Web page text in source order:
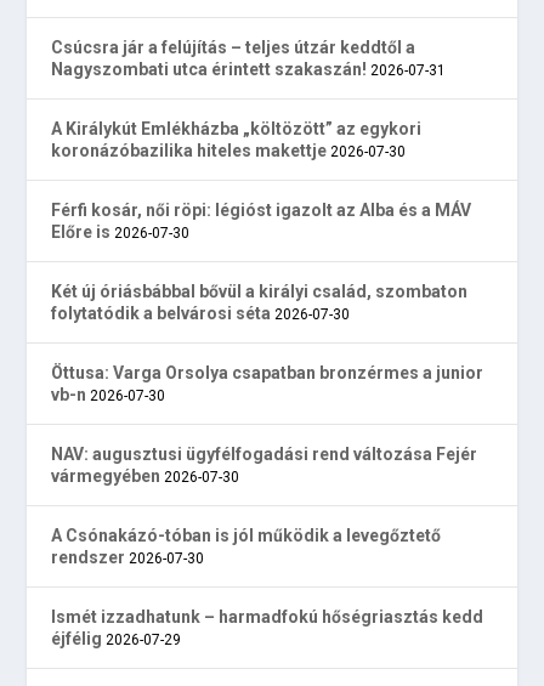
Csúcsra jár a felújítás – teljes útzár keddtől a
Nagyszombati utca érintett szakaszán! 2026-07-31
A Királykút Emlékházba „költözött” az egykori
koronázóbazilika hiteles makettje 2026-07-30
Férfi kosár, női röpi: légióst igazolt az Alba és a MÁV
Előre is 2026-07-30
Két új óriásbábbal bővül a királyi család, szombaton
folytatódik a belvárosi séta 2026-07-30
Öttusa: Varga Orsolya csapatban bronzérmes a junior
vb-n 2026-07-30
NAV: augusztusi ügyfélfogadási rend változása Fejér
vármegyében 2026-07-30
A Csónakázó-tóban is jól működik a levegőztető
rendszer 2026-07-30
Ismét izzadhatunk – harmadfokú hőségriasztás kedd
éjfélig 2026-07-29